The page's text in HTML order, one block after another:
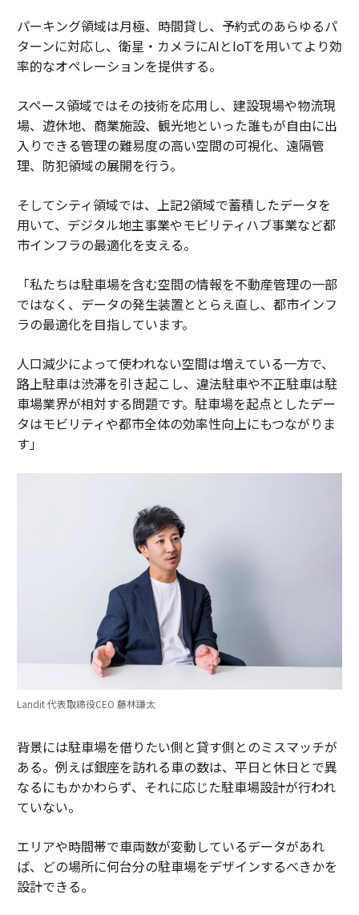
パーキング領域は月極、時間貸し、予約式のあらゆるパ
ターンに対応し、衛星・カメラにAIとIoTを用いてより効
率的なオペレーションを提供する。
スペース領域ではその技術を応用し、建設現場や物流現
場、遊休地、商業施設、観光地といった誰もが自由に出
入りできる管理の難易度の高い空間の可視化、遠隔管
理、防犯領域の展開を行う。
そしてシティ領域では、上記2領域で蓄積したデータを
用いて、デジタル地主事業やモビリティハブ事業など都
市インフラの最適化を支える。
「私たちは駐車場を含む空間の情報を不動産管理の一部
ではなく、データの発生装置ととらえ直し、都市インフ
ラの最適化を目指しています。
人口減少によって使われない空間は増えている一方で、
路上駐車は渋滞を引き起こし、違法駐車や不正駐車は駐
車場業界が相対する問題です。駐車場を起点としたデー
タはモビリティや都市全体の効率性向上にもつながりま
す」
Landit 代表取締役CEO 藤林謙太
背景には駐車場を借りたい側と貸す側とのミスマッチが
ある。例えば銀座を訪れる車の数は、平日と休日とで異
なるにもかかわらず、それに応じた駐車場設計が行われ
ていない。
エリアや時間帯で車両数が変動しているデータがあれ
ば、どの場所に何台分の駐車場をデザインするべきかを
設計できる。